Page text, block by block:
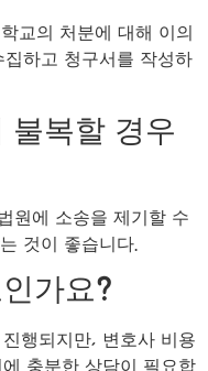
교의 처분에 대해 이의
하고 청구서를 작성하
불복할 경우
원에 소송을 제기할 수
것이 좋습니다.
가요?
행되지만, 변호사 비용
충분한 상담이 필요합